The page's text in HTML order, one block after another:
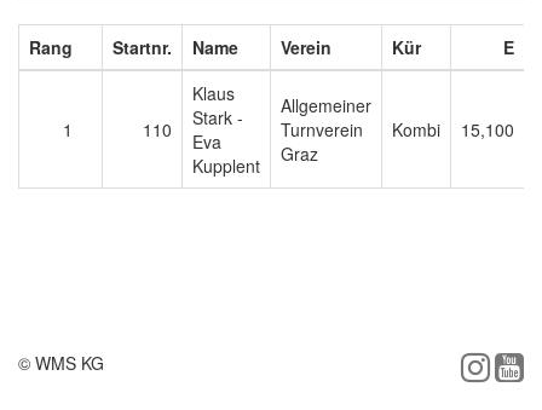
Rang Startnr. Name Verein Kür E
1 110
Klaus
Stark -
Eva
Kupplent
Allgemeiner
Turnverein
Graz
Kombi 15,100
© WMS KG